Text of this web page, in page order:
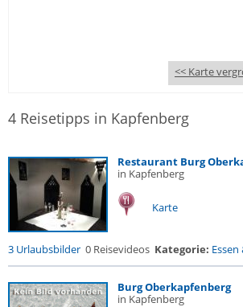
<< Karte
4 Reisetipps in Kapfenberg
Restaurant Burg
in Kapfenberg
Karte
3 Urlaubsbilder 0 Reisevideos Kategorie:
Burg Oberkapfenberg
in Kapfenberg